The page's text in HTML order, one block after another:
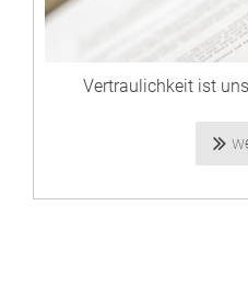
Vertraulichkeit ist